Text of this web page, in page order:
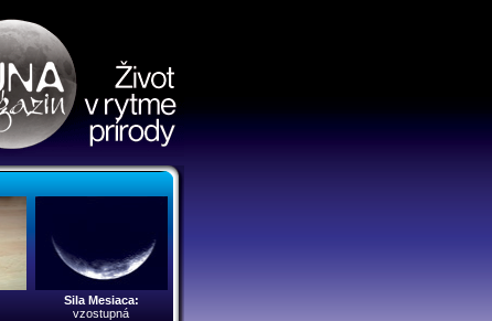
Sila Mesiaca:
vzostupná